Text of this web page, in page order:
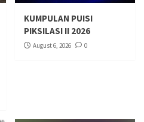
KUMPULAN PUISI
PIKSILASI II 2026
August 6, 2026 0